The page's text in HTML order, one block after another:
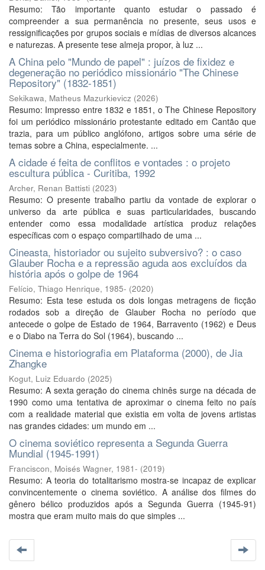
Resumo: Tão importante quanto estudar o passado é
compreender a sua permanência no presente, seus usos e
ressignificações por grupos sociais e mídias de diversos alcances
e naturezas. A presente tese almeja propor, à luz ...
A China pelo "Mundo de papel" : juízos de fixidez e
degeneração no periódico missionário "The Chinese
Repository" (1832-1851)
Sekikawa, Matheus Mazurkievicz (2026)
Resumo: Impresso entre 1832 e 1851, o The Chinese Repository
foi um periódico missionário protestante editado em Cantão que
trazia, para um público anglófono, artigos sobre uma série de
temas sobre a China, especialmente. ...
A cidade é feita de conflitos e vontades : o projeto
escultura pública - Curitiba, 1992
Archer, Renan Battisti (2023)
Resumo: O presente trabalho partiu da vontade de explorar o
universo da arte pública e suas particularidades, buscando
entender como essa modalidade artística produz relações
específicas com o espaço compartilhado de uma ...
Cineasta, historiador ou sujeito subversivo? : o caso
Glauber Rocha e a repressão aguda aos excluídos da
história após o golpe de 1964
Felício, Thiago Henrique, 1985- (2020)
Resumo: Esta tese estuda os dois longas metragens de ficção
rodados sob a direção de Glauber Rocha no período que
antecede o golpe de Estado de 1964, Barravento (1962) e Deus
e o Diabo na Terra do Sol (1964), buscando ...
Cinema e historiografia em Plataforma (2000), de Jia
Zhangke
Kogut, Luiz Eduardo (2025)
Resumo: A sexta geração do cinema chinês surge na década de
1990 como uma tentativa de aproximar o cinema feito no país
com a realidade material que existia em volta de jovens artistas
nas grandes cidades: um mundo em ...
O cinema soviético representa a Segunda Guerra
Mundial (1945-1991)
Franciscon, Moisés Wagner, 1981- (2019)
Resumo: A teoria do totalitarismo mostra-se incapaz de explicar
convincentemente o cinema soviético. A análise dos filmes do
gênero bélico produzidos após a Segunda Guerra (1945-91)
mostra que eram muito mais do que simples ...